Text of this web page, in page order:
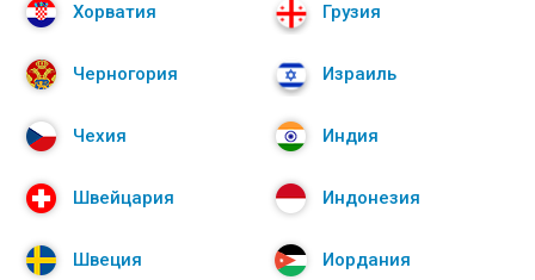
Хорватия
Черногория
Чехия
Швейцария
Швеция
Грузия
Израиль
Индия
Индонезия
Иордания